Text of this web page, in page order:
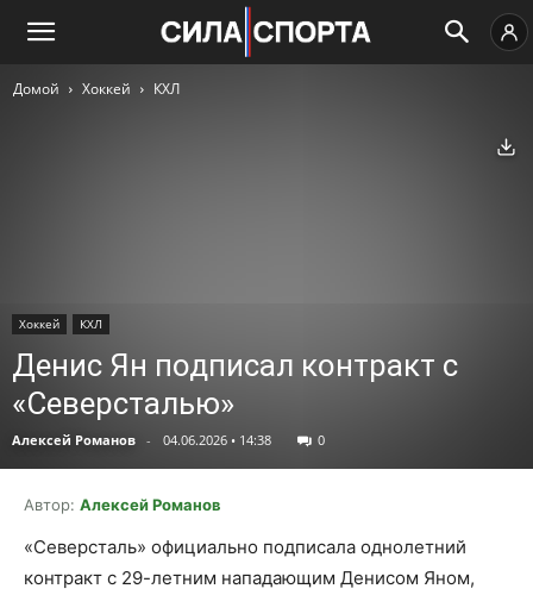
Домой Хоккей КХЛ
Хоккей КХЛ
Денис Ян подписал контракт с
«Северсталью»
Алексей Романов - 04.06.2026 • 14:38 0
Автор: Алексей Романов
«Северсталь» официально подписала однолетний
контракт с 29-летним нападающим Денисом Яном,